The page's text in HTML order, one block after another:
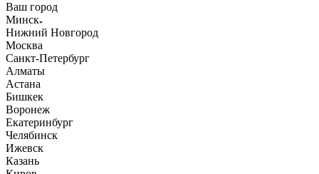
Ваш город
Минск
Нижний Новгород
Москва
Санкт-Петербург
Алматы
Астана
Бишкек
Воронеж
Екатеринбург
Челябинск
Ижевск
Казань